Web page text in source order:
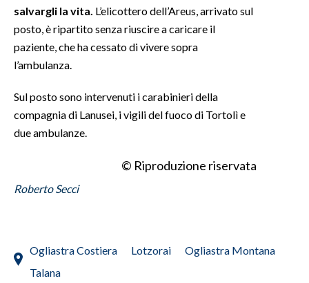
SARDI NEL MONDO
NOTIZIE
EVENTI
3 MINUTI CON
INFO AZIENDE
NECROLOGI
PUBBLICITÀ
salvargli la vita. L’elicottero dell’Areus, arrivato sul
posto, è ripartito senza riuscire a caricare il
paziente, che ha cessato di vivere sopra
l’ambulanza.
Sul posto sono intervenuti i carabinieri della
compagnia di Lanusei, i vigili del fuoco di Tortolì e
due ambulanze.
© Riproduzione riservata
Roberto Secci
Ogliastra Costiera Lotzorai
Ogliastra Montana
Talana